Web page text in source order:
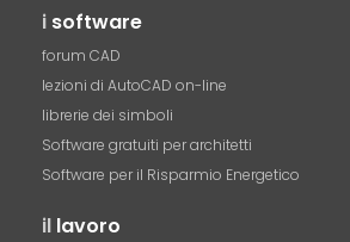
i software
forum CAD
lezioni di AutoCAD on-line
librerie dei simboli
Software gratuiti per architetti
Software per il Risparmio Energetico
il lavoro